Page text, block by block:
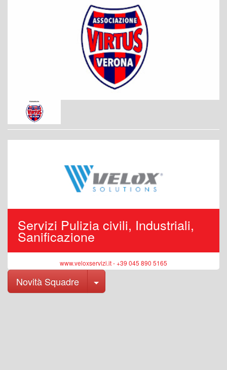
Servizi Pulizia civili, Industriali,
Sanificazione
www.veloxservizi.it - +39 045 890 5165
Novità Squadre Toggle Dropdown